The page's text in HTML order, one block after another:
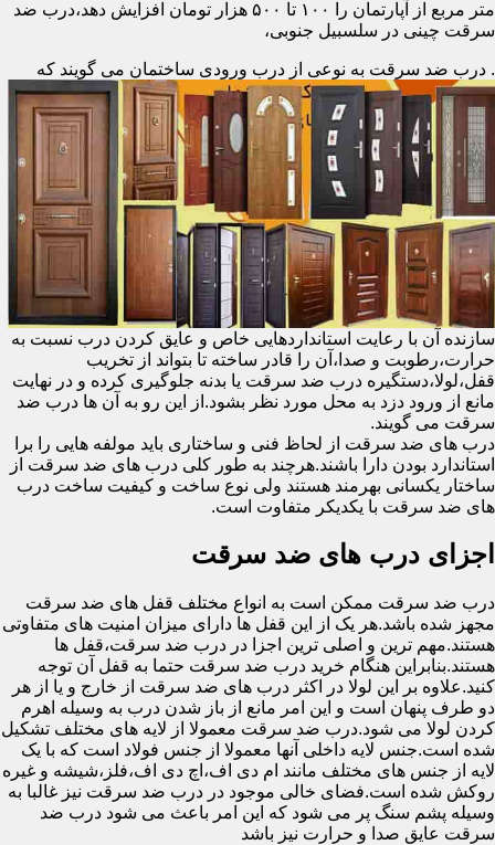
متر مربع از آپارتمان را ۱۰۰ تا ۵۰۰ هزار تومان افزایش دهد،درب ضد
سرقت چینی در سلسبیل جنوبی،
. درب ضد سرقت به نوعی از درب ورودی ساختمان می گویند که
سازنده آن با رعایت استانداردهایی خاص و عایق کردن درب نسبت به
حرارت،رطوبت و صدا،آن را قادر ساخته تا بتواند از تخریب
قفل،لولا،دستگیره درب ضد سرقت یا بدنه جلوگیری کرده و در نهایت
مانع از ورود دزد به محل مورد نظر بشود.از این رو به آن ها درب ضد
سرقت می گویند.
درب های ضد سرقت از لحاظ فنی و ساختاری باید مولفه هایی را برا
استاندارد بودن دارا باشند.هرچند به طور کلی درب های ضد سرقت از
ساختار یکسانی بهرمند هستند ولی نوع ساخت و کیفیت ساخت درب
های ضد سرقت با یکدیکر متفاوت است.
اجزای درب های ضد سرقت
درب ضد سرقت ممکن است به انواع مختلف قفل های ضد سرقت
مجهز شده باشد.هر یک از این قفل ها دارای میزان امنیت های متفاوتی
هستند.مهم ترین و اصلی ترین اجزا در درب ضد سرقت،قفل ها
هستند.بنابراین هنگام خرید درب ضد سرقت حتما به قفل آن توجه
کنید.علاوه بر این لولا در اکثر درب های ضد سرقت از خارج و یا از هر
دو طرف پنهان است و این امر مانع از باز شدن درب به وسیله اهرم
کردن لولا می شود.درب ضد سرقت معمولا از لایه های مختلف تشکیل
شده است.جنس لایه داخلی آنها معمولا از جنس فولاد است که با یک
لایه از جنس های مختلف مانند ام دی اف،اچ دی اف،فلز،شیشه و غیره
روکش شده است.فضای خالی موجود در درب ضد سرقت نیز غالبا به
وسیله پشم سنگ پر می شود که این امر باعث می شود درب ضد
سرقت عایق صدا و حرارت نیز باشد